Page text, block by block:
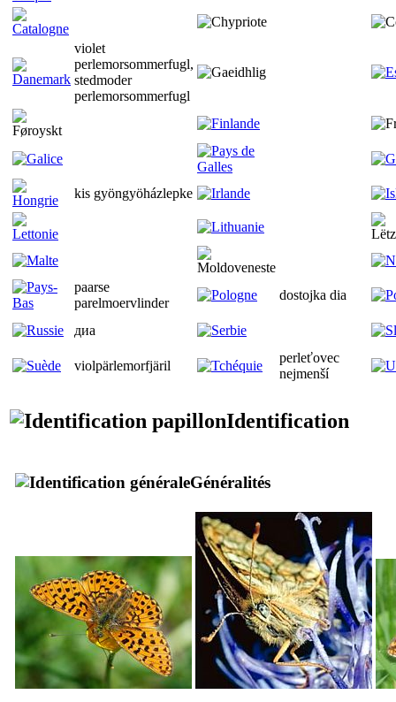
violet
perlemorsommerfugl,
stedmoder
perlemorsommerfugl
kis gyöngyöházlepke
paarse
parelmoervlinder
dostojka dia
диа
violpärlemorfjäril
perleťovec
nejmenší
Identification
Généralités